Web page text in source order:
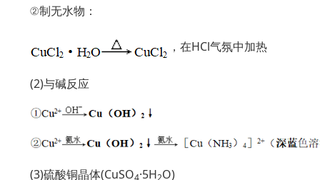
②制无水物：
，在HCl气氛中加热
(2)与碱反应
(3)硫酸铜晶体(CuSO ·5H O)